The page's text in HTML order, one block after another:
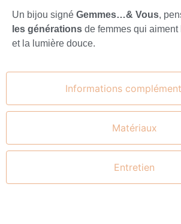
Informations
Matériaux
Entretien
Un bijou signé Gemmes…& Vous,
les générations de femmes qui
et la lumière douce.